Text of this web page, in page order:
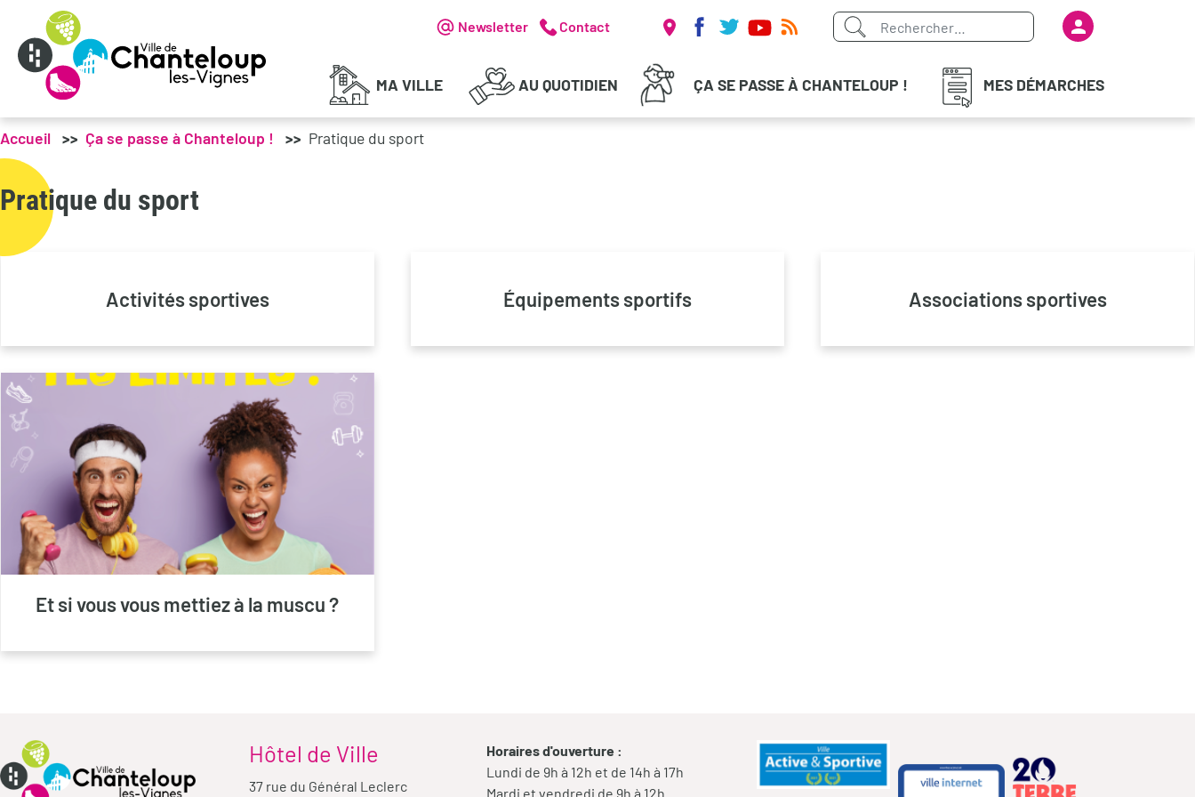
Header - Communication
Newsletter Contact Réseaux sociaux
Menu du
Menu principal
MA VILLE AU QUOTIDIEN ÇA SE PASSE À CHANTELOUP ! MES DÉMARCHES
Accueil Ça se passe à Chanteloup ! Pratique du sport
Pratique du sport
Activités sportives Équipements sportifs Associations sportives
Et si vous vous mettiez à la muscu ?
Hôtel de Ville
37 rue du Général Leclerc
Horaires d'ouverture :
Lundi de 9h à 12h et de 14h à 17h
Mardi et vendredi de 9h à 12h